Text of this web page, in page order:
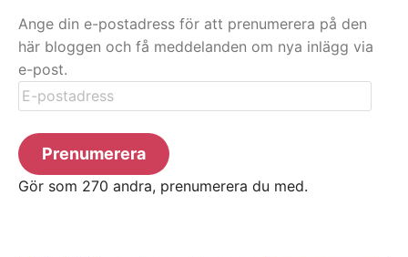
Ange din e-postadress för att prenumerera på den
här bloggen och få meddelanden om nya inlägg via
e-post.
E-
postadress
Prenumerera
Gör som 270 andra, prenumerera du med.